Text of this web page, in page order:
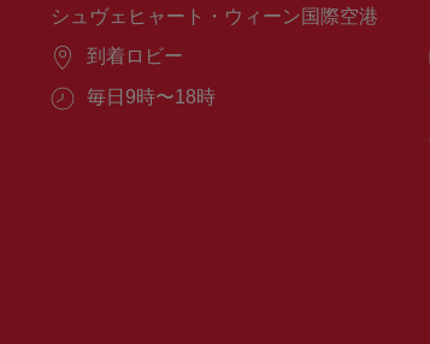
シュヴェヒャート・ウィーン国際空港
場
到着ロビー
営
毎日9時〜18時